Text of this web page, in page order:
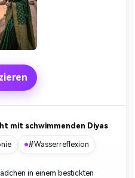
mit schwimmenden Diyas
#Wasserreflexion
in einem bestickten